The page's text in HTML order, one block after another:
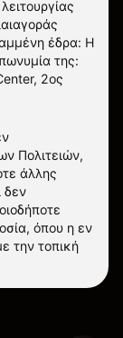
έδρα: Η
της:
2ος
Πολιτειών,
άλλης
δεν
όπου η εν
την τοπική